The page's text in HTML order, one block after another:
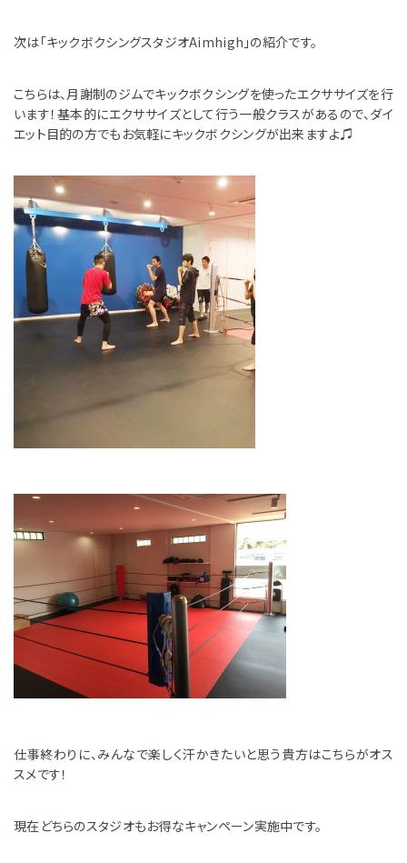
次は「キックボクシングスタジオAimhigh」の紹介です。
こちらは、月謝制のジムでキックボクシングを使ったエクササイズを行
います！基本的にエクササイズとして行う一般クラスがあるので、ダイ
エット目的の方でもお気軽にキックボクシングが出来ますよ♫
仕事終わりに、みんなで楽しく汗かきたいと思う貴方はこちらがオス
スメです！
現在どちらのスタジオもお得なキャンペーン実施中です。